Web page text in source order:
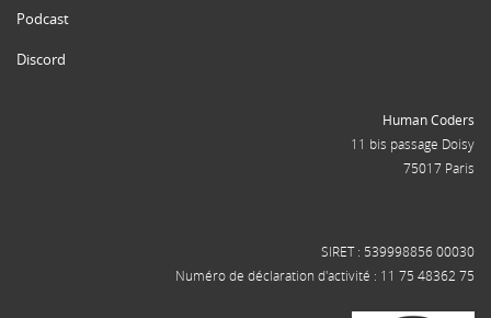
Podcast
Discord
Human Coders
11 bis passage Doisy
75017 Paris
SIRET : 539998856 00030
Numéro de déclaration d'activité : 11 75 48362 75